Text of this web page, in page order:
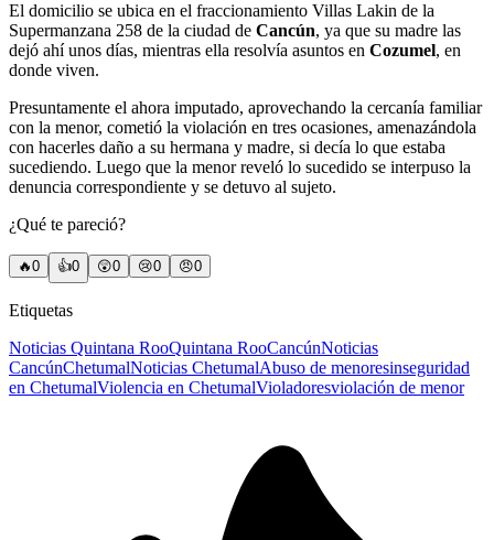
El domicilio se ubica en el fraccionamiento Villas Lakin de la
Supermanzana 258 de la ciudad de Cancún, ya que su madre las
dejó ahí unos días, mientras ella resolvía asuntos en Cozumel, en
donde viven.
Presuntamente el ahora imputado, aprovechando la cercanía familiar
con la menor, cometió la violación en tres ocasiones, amenazándola
con hacerles daño a su hermana y madre, si decía lo que estaba
sucediendo. Luego que la menor reveló lo sucedido se interpuso la
denuncia correspondiente y se detuvo al sujeto.
¿Qué te pareció?
🔥0 👍0 😲0 😢0 😠0
Etiquetas
Noticias Quintana RooQuintana RooCancúnNoticias
CancúnChetumalNoticias ChetumalAbuso de menoresinseguridad
en ChetumalViolencia en ChetumalVioladoresviolación de menor